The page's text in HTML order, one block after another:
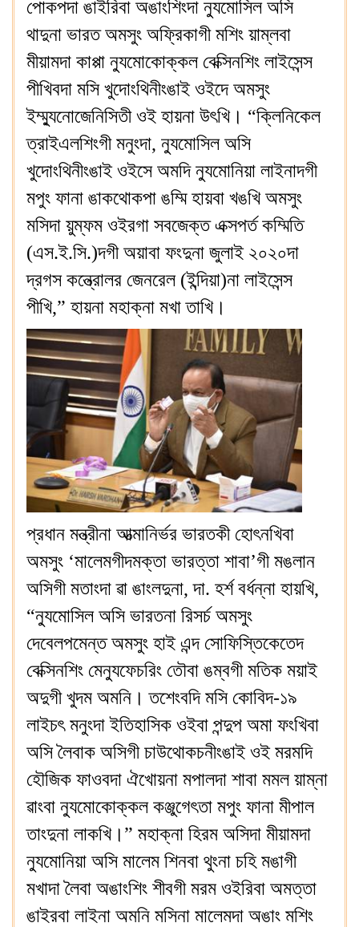
পোকপদা ঙাইরিবা অঙাংশিংদা ন্যুমোসিল অসি
থাদুনা ভারত অমসুং অফ্রিকাগী মশিং য়াম্লবা
মীয়ামদা কাপ্পা ন্যুমোকোক্কল বেক্সিনশিং লাইসেন্স
পীখিবদা মসি খুদোংথিনীংঙাই ওইদে অমসুং
ইম্ম্যুনোজেনিসিতী ওই হায়না উৎখি। “ক্লিনিকেল
ত্রাইএলশিংগী মনুংদা, ন্যুমোসিল অসি
খুদোংথিনীংঙাই ওইসে অমদি ন্যুমোনিয়া লাইনাদগী
মপুং ফানা ঙাকথোকপা ঙম্মি হায়বা খঙখি অমসুং
মসিদা য়ুম্ফম ওইরগা সবজেক্ত এক্সপর্ত কম্মিতি
(এস.ই.সি.)দগী অয়াবা ফংদুনা জুলাই ২০২০দা
দ্রগস কন্ত্রোলর জেনরেল (ইন্দিয়া)না লাইসেন্স
পীখি,” হায়না মহাক্না মখা তাখি।
প্রধান মন্ত্রীনা আত্মানির্ভর ভারতকী হোৎনখিবা
অমসুং ‘মালেমগীদমক্তা ভারত্তা শাবা’গী মঙলান
অসিগী মতাংদা ৱা ঙাংলদুনা, দা. হর্শ বর্ধন্না হায়খি,
“ন্যুমোসিল অসি ভারতনা রিসর্চ অমসুং
দেবেলপমেন্ত অমসুং হাই এন্দ সোফিস্তিকেতেদ
বেক্সিনশিং মেন্যুফেচরিং তৌবা ঙম্বগী মতিক ময়াই
অদুগী খুদম অমনি। তশেংবদি মসি কোবিদ-১৯
লাইচৎ মনুংদা ইতিহাসিক ওইবা পন্দুপ অমা ফংখিবা
অসি লৈবাক অসিগী চাউথোকচনীংঙাই ওই মরমদি
হৌজিক ফাওবদা ঐখোয়না মপালদা শাবা মমল য়াম্না
ৱাংবা ন্যুমোকোক্কল কঞ্জুগেৎতা মপুং ফানা মীপাল
তাংদুনা লাকখি।” মহাক্না হিরম অসিদা মীয়ামদা
ন্যুমোনিয়া অসি মালেম শিনবা থুংনা চহি মঙাগী
মখাদা লৈবা অঙাংশিং শীবগী মরম ওইরিবা অমত্তা
ঙাইরবা লাইনা অমনি মসিনা মালেমদা অঙাং মশিং